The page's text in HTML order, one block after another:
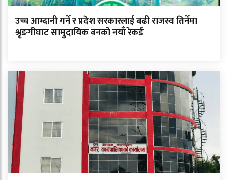
उच्च आम्दानी गर्ने र प्रदेश सरकारलाई बढी राजस्व तिर्नेमा
श्रृङगीघाट सामुदायिक बनको नयाँ रेकर्ड